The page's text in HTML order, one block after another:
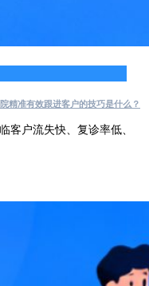
精准有效跟进客户的技巧是什么？
客户流失快、复诊率低、